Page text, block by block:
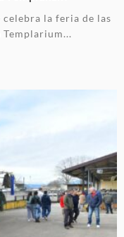
celebra la feria de las